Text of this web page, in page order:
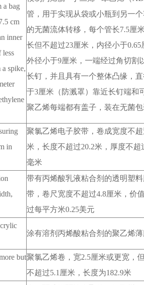
a bag
cm
inner
less
spike,
管，用于实现从袋或小瓶到另一
的无菌流体转移，每个管长7.5厘
长但不超过23厘米，内径小于0.65
外径小于9厘米，一端经过角切割
长钉，并且具有一个整体凸缘，
于3厘米（防溅罩）靠近长钉端和
聚乙烯每端都有盖子，装在无菌包
in
聚氯乙烯电子胶带，卷成宽度不超
米，长度不超过20.2米，厚度不超
毫米
带有丙烯酸乳液粘合剂的透明塑
带，卷尺宽度不超过4.8厘米，价
过每平方米0.25美元
涂有溶剂丙烯酸粘合剂的聚乙烯
but聚氯乙烯卷，宽2.5厘米或更宽，
不超过5.1 厘米，长度为182.9米